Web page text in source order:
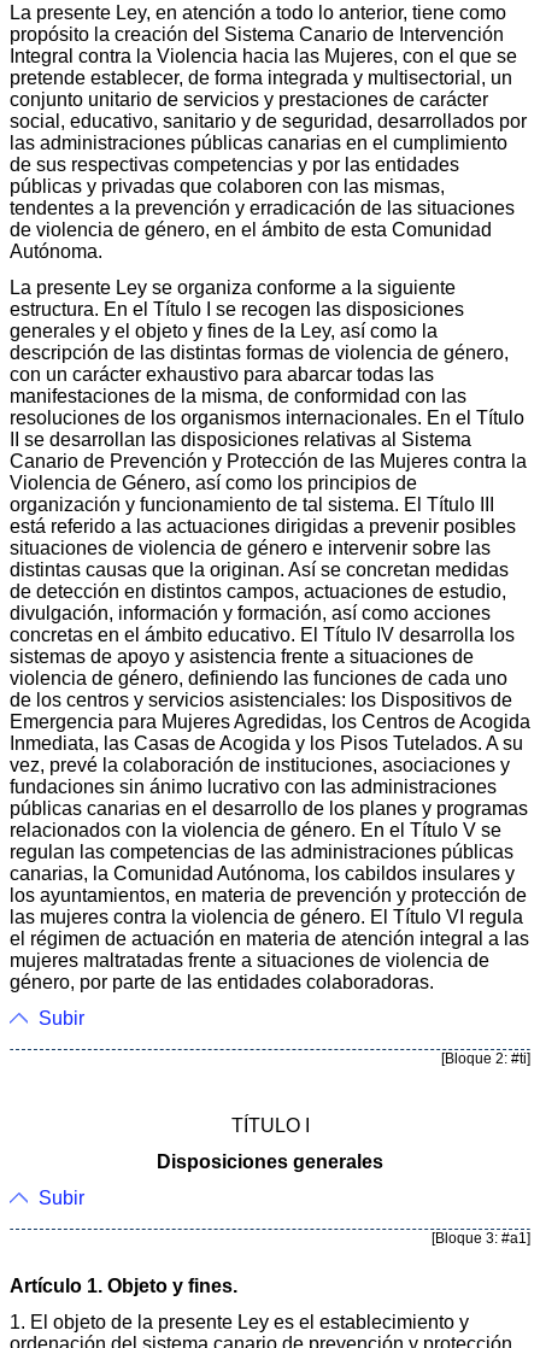
La presente Ley, en atención a todo lo anterior, tiene como
propósito la creación del Sistema Canario de Intervención
Integral contra la Violencia hacia las Mujeres, con el que se
pretende establecer, de forma integrada y multisectorial, un
conjunto unitario de servicios y prestaciones de carácter
social, educativo, sanitario y de seguridad, desarrollados por
las administraciones públicas canarias en el cumplimiento
de sus respectivas competencias y por las entidades
públicas y privadas que colaboren con las mismas,
tendentes a la prevención y erradicación de las situaciones
de violencia de género, en el ámbito de esta Comunidad
Autónoma.
La presente Ley se organiza conforme a la siguiente
estructura. En el Título I se recogen las disposiciones
generales y el objeto y fines de la Ley, así como la
descripción de las distintas formas de violencia de género,
con un carácter exhaustivo para abarcar todas las
manifestaciones de la misma, de conformidad con las
resoluciones de los organismos internacionales. En el Título
II se desarrollan las disposiciones relativas al Sistema
Canario de Prevención y Protección de las Mujeres contra la
Violencia de Género, así como los principios de
organización y funcionamiento de tal sistema. El Título III
está referido a las actuaciones dirigidas a prevenir posibles
situaciones de violencia de género e intervenir sobre las
distintas causas que la originan. Así se concretan medidas
de detección en distintos campos, actuaciones de estudio,
divulgación, información y formación, así como acciones
concretas en el ámbito educativo. El Título IV desarrolla los
sistemas de apoyo y asistencia frente a situaciones de
violencia de género, definiendo las funciones de cada uno
de los centros y servicios asistenciales: los Dispositivos de
Emergencia para Mujeres Agredidas, los Centros de Acogida
Inmediata, las Casas de Acogida y los Pisos Tutelados. A su
vez, prevé la colaboración de instituciones, asociaciones y
fundaciones sin ánimo lucrativo con las administraciones
públicas canarias en el desarrollo de los planes y programas
relacionados con la violencia de género. En el Título V se
regulan las competencias de las administraciones públicas
canarias, la Comunidad Autónoma, los cabildos insulares y
los ayuntamientos, en materia de prevención y protección de
las mujeres contra la violencia de género. El Título VI regula
el régimen de actuación en materia de atención integral a las
mujeres maltratadas frente a situaciones de violencia de
género, por parte de las entidades colaboradoras.
Subir
[Bloque 2: #ti]
TÍTULO I
Disposiciones generales
Subir
[Bloque 3: #a1]
Artículo 1. Objeto y fines.
1. El objeto de la presente Ley es el establecimiento y
ordenación del sistema canario de prevención y protección